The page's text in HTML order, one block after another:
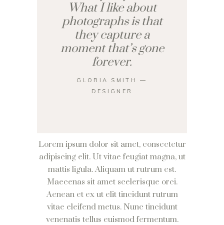
What I like about
photographs is that
they capture a
moment that’s gone
forever.
GLORIA SMITH ―
DESIGNER
Lorem ipsum dolor sit amet, consectetur
adipiscing elit. Ut vitae feugiat magna, ut
mattis ligula. Aliquam ut rutrum est.
Maecenas sit amet scelerisque orci.
Aenean et ex ut elit tincidunt rutrum
vitae eleifend metus. Nunc tincidunt
venenatis tellus euismod fermentum.